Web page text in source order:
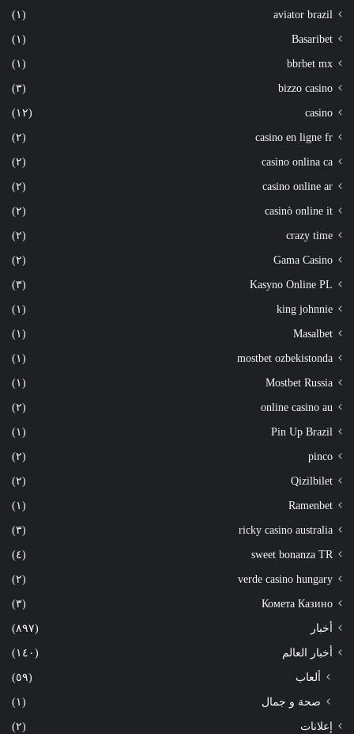
aviator brazil (١)
Basaribet (١)
bbrbet mx (١)
bizzo casino (٣)
casino (١٢)
casino en ligne fr (٢)
casino onlina ca (٢)
casino online ar (٢)
casinò online it (٢)
crazy time (٢)
Gama Casino (٢)
Kasyno Online PL (٣)
king johnnie (١)
Masalbet (١)
mostbet ozbekistonda (١)
Mostbet Russia (١)
online casino au (٢)
Pin Up Brazil (١)
pinco (٢)
Qizilbilet (٢)
Ramenbet (١)
ricky casino australia (٣)
sweet bonanza TR (٤)
verde casino hungary (٢)
Комета Казино (٣)
أخبار (٨٩٧)
أخبار العالم (١٤٠)
ألعاب
(٥٩)
صحة و جمال
(١)
إعلانات (٢)